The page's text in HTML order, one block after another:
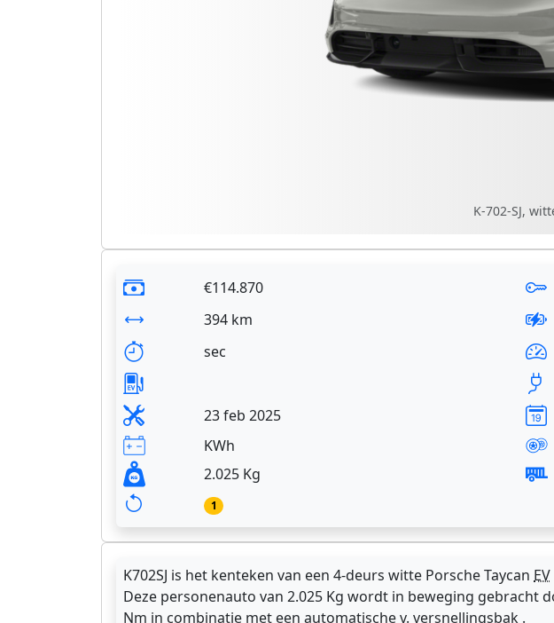
K-702-SJ,
€114.870
394 km
sec
23 feb 2025
KWh
2.025 Kg
1
K702SJ is het kenteken van een 4-deurs witte Porsche Taycan EV
Deze personenauto van 2.025 Kg wordt in beweging gebracht
Nm in combinatie met een automatische v. versnellingsbak .